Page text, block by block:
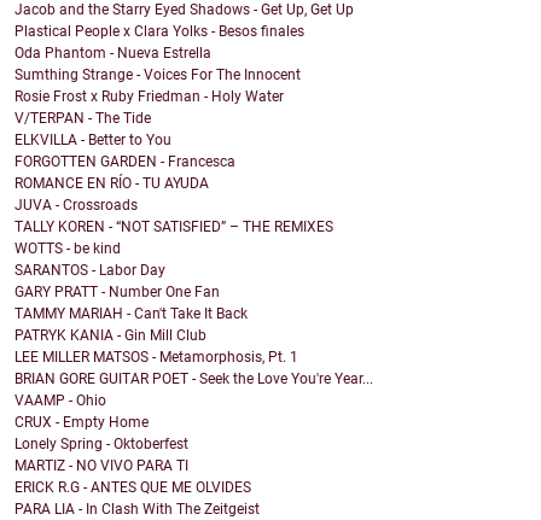
Jacob and the Starry Eyed Shadows - Get Up, Get Up
Plastical People x Clara Yolks - Besos finales
Oda Phantom - Nueva Estrella
Sumthing Strange - Voices For The Innocent
Rosie Frost x Ruby Friedman - Holy Water
V/TERPAN - The Tide
ELKVILLA - Better to You
FORGOTTEN GARDEN - Francesca
ROMANCE EN RÍO - TU AYUDA
JUVA - Crossroads
TALLY KOREN - “NOT SATISFIED” – THE REMIXES
WOTTS - be kind
SARANTOS - Labor Day
GARY PRATT - Number One Fan
TAMMY MARIAH - Can't Take It Back
PATRYK KANIA - Gin Mill Club
LEE MILLER MATSOS - Metamorphosis, Pt. 1
BRIAN GORE GUITAR POET - Seek the Love You're Year...
VAAMP - Ohio
CRUX - Empty Home
Lonely Spring - Oktoberfest
MARTIZ - NO VIVO PARA TI
ERICK R.G - ANTES QUE ME OLVIDES
PARA LIA - In Clash With The Zeitgeist